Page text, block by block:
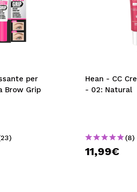
per
Brow Grip
Hean - CC
- 02: Natural
(8)
11,99€